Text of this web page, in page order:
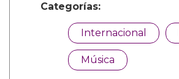
Categorías:
Internacional
Música